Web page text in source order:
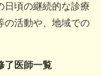
日頃の継続的な診療
の活動や、地域での
了医師一覧